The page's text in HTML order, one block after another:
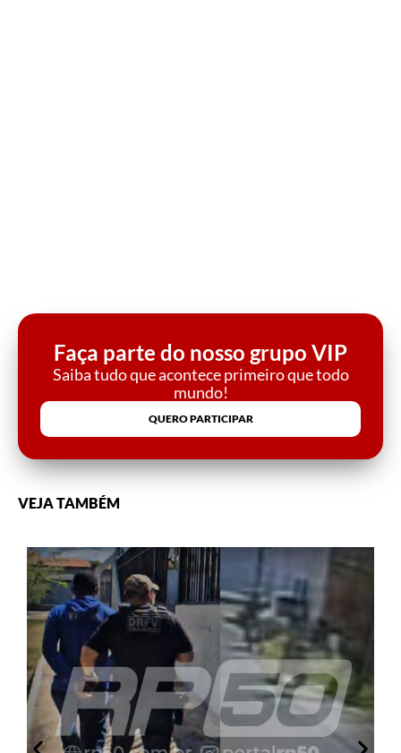
Faça parte do nosso grupo VIP
Saiba tudo que acontece primeiro que todo
mundo!
QUERO PARTICIPAR
VEJA TAMBÉM